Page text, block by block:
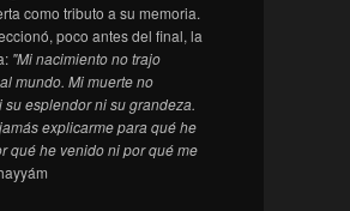
como tributo a su memoria.
poco antes del final, la
"Mi nacimiento no trajo
mundo. Mi muerte no
su esplendor ni su grandeza.
explicarme para qué he
qué he venido ni por qué me